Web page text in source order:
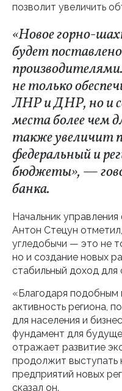
позволит увеличить
«Новое горно-
будет
не только
ЛНР и ДНР, но и
места более чем
также увеличит
федеральный и
бюджеты», —
банка.
Начальник
Антон Стецун
угледобычи — это не
но и создание новых
стабильный доход для
«Благодаря подобным
активность региона,
для населения и
фундамент для
отражает развитие
продолжит
предприятий новых
сказал он.